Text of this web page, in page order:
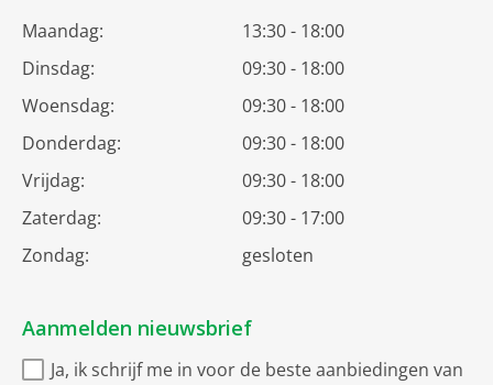
Maandag:
13:30 - 18:00
Dinsdag:
09:30 - 18:00
Woensdag:
09:30 - 18:00
Donderdag:
09:30 - 18:00
Vrijdag:
09:30 - 18:00
Zaterdag:
09:30 - 17:00
Zondag:
gesloten
Aanmelden nieuwsbrief
Ja, ik schrijf me in voor de beste aanbiedingen van